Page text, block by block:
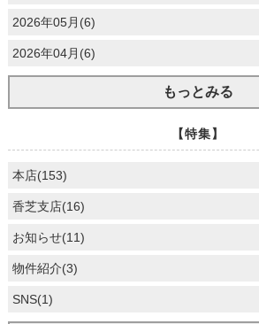
2026年05月(6)
2026年04月(6)
もっとみる
【特集】
本店(153)
香芝支店(16)
お知らせ(11)
物件紹介(3)
SNS(1)